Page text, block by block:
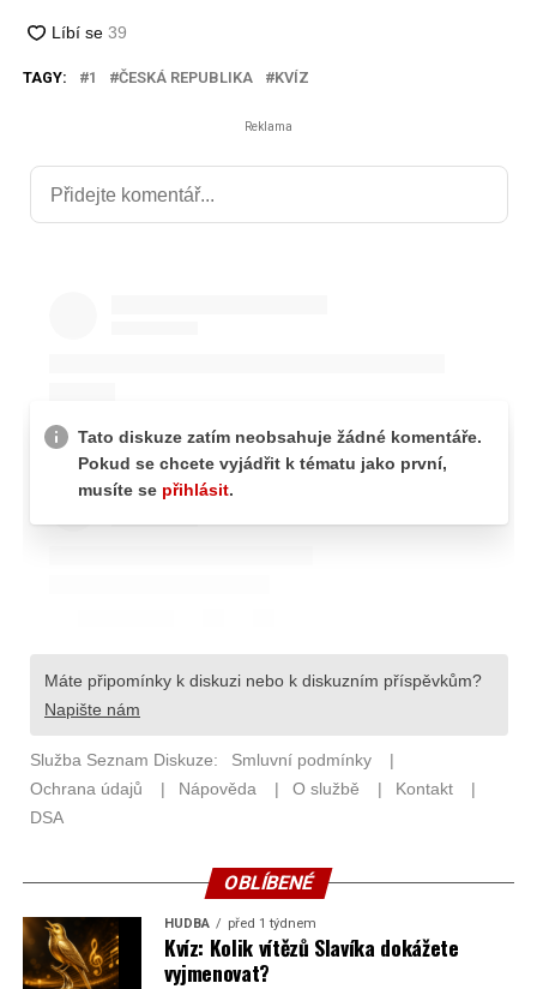
TAGY: 1 ČESKÁ REPUBLIKA KVÍZ
Reklama
OBLÍBENÉ
HUDBA před 1 týdnem
Kvíz: Kolik vítězů Slavíka dokážete
vyjmenovat?